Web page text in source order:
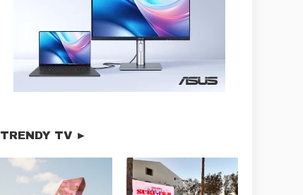
TRENDY TV ►